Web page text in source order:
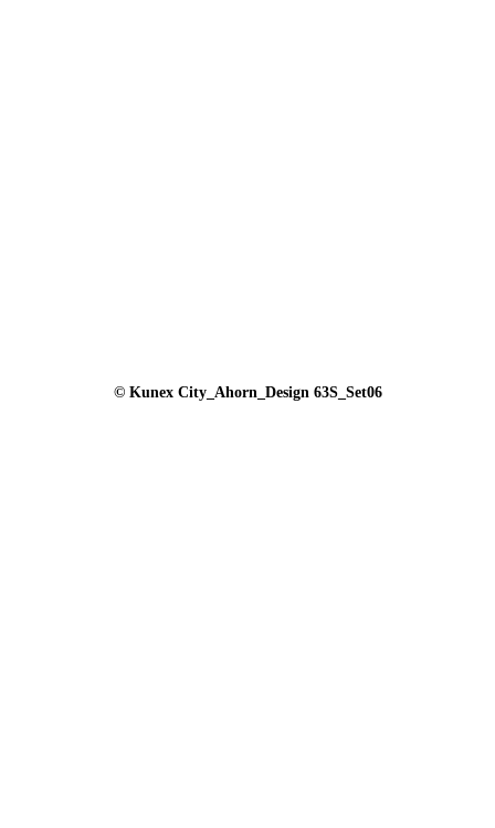
© Kunex City_Ahorn_Design 63S_Set06